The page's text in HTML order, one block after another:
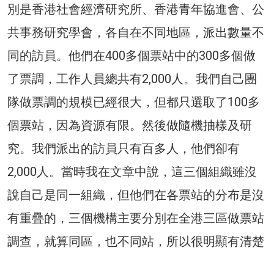
別是香港社會經濟研究所、香港青年協進會、公
共事務研究學會，各自在不同地區，派出數量不
同的訪員。他們在400多個票站中的300多個做
了票調，工作人員總共有2,000人。我們自己團
隊做票調的規模已經很大，但都只選取了100多
個票站，因為資源有限。然後做隨機抽樣及研
究。我們派出的訪員只有百多人，他們卻有
2,000人。當時我在文章中說，這三個組織雖沒
說自己是同一組織，但他們在各票站的分布是沒
有重疊的，三個機構主要分別在全港三區做票站
調查，就算同區，也不同站，所以很明顯有清楚